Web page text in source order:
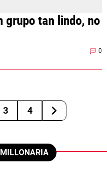
grupo tan lindo, no
0
3 4